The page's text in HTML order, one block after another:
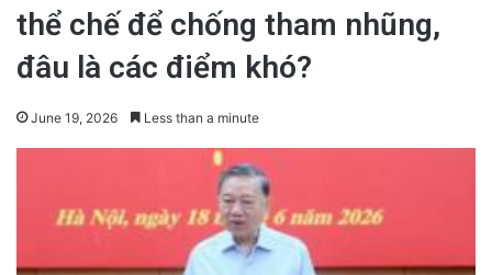
thể chế để chống tham nhũng,
đâu là các điểm khó?
June 19, 2026 Less than a minute